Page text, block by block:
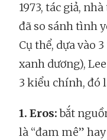
1973, tác giả,
đã so sánh tình
Cụ thể, dựa vào
xanh dương),
3 kiểu chính, đó
1. Eros:bắt
là “đam mê”